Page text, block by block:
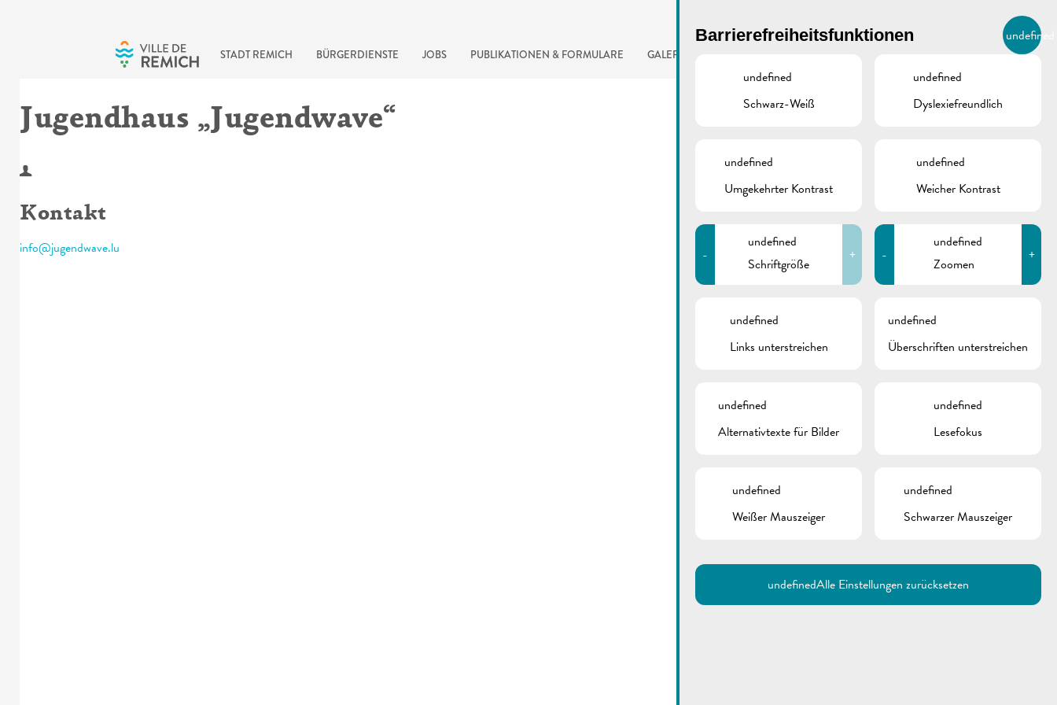
STADT REMICH BÜRGERDIENSTE JOBS PUBLIKATIONEN & FORMULARE GALERIE DE
BIERGER.REMICH.LU
Utilisez la recherche pour
Comme par exemple des contacts, des
informations ou de documents.
Jugendhaus „Jugendwave“
Kontakt
info@jugendwave.lu
Barrierefreiheitsfunktionen undefined
undefined
Schwarz-Weiß
undefined
Dyslexiefreundlich
undefined
Umgekehrter Kontrast
undefined
Weicher Kontrast
-
undefined
Schriftgröße
+ -
undefined
Zoomen
+
undefined
Links unterstreichen
undefined
Überschriften unterstreichen
undefined
Alternativtexte für Bilder
undefined
Lesefokus
undefined
Weißer Mauszeiger
undefined
Schwarzer Mauszeiger
undefinedAlle Einstellungen zurücksetzen